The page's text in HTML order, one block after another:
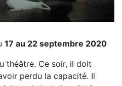
17 au 22 septembre 2020
théâtre. Ce soir, il doit
perdu la capacité. Il